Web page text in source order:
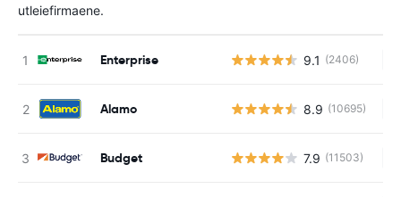
utleiefirmaene.
Enterprise 9.1 (2406)
Alamo 8.9 (10695)
Budget 7.9 (11503)